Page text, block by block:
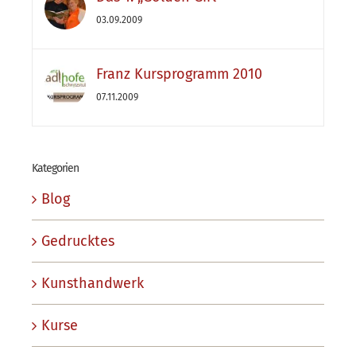
03.09.2009
Franz Kursprogramm 2010
07.11.2009
Kategorien
Blog
Gedrucktes
Kunsthandwerk
Kurse